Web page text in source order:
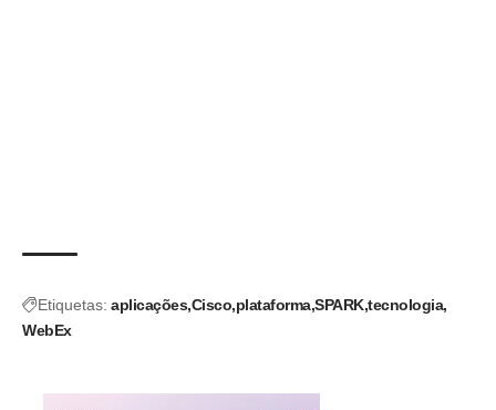
Etiquetas: aplicações Cisco plataforma SPARK tecnologia
WebEx